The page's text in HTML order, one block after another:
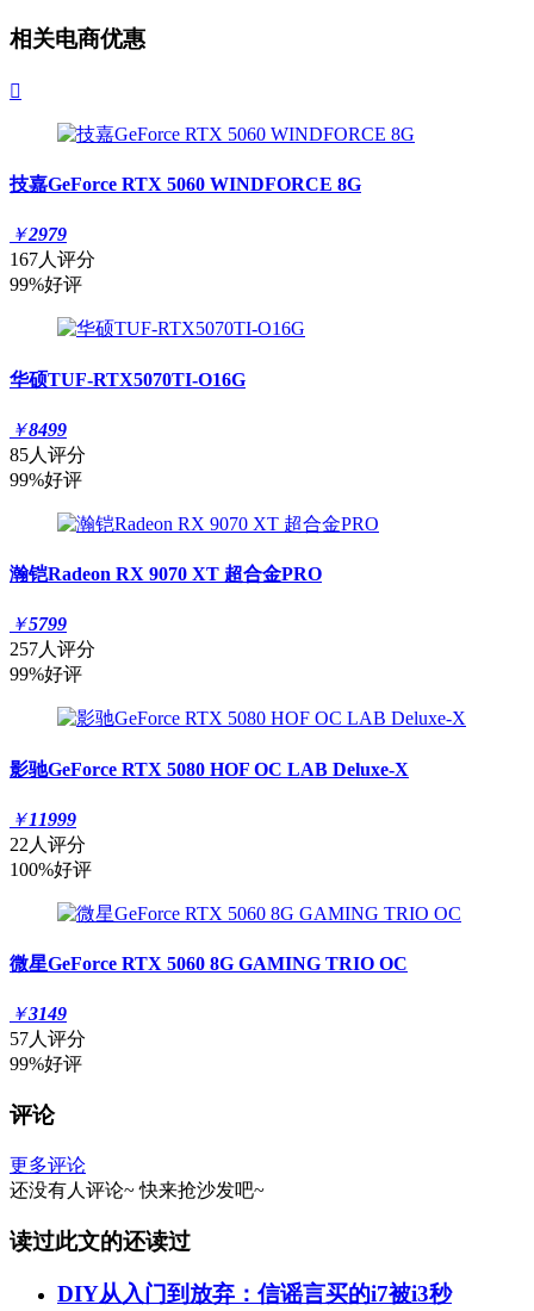
相关电商优惠

技嘉GeForce RTX 5060 WINDFORCE 8G
￥2979
167人评分
99%好评
华硕TUF-RTX5070TI-O16G
￥8499
85人评分
99%好评
瀚铠Radeon RX 9070 XT 超合金PRO
￥5799
257人评分
99%好评
影驰GeForce RTX 5080 HOF OC LAB Deluxe-X
￥11999
22人评分
100%好评
微星GeForce RTX 5060 8G GAMING TRIO OC
￥3149
57人评分
99%好评
评论
更多评论
还没有人评论~ 快来抢沙发吧~
读过此文的还读过
DIY从入门到放弃：信谣言买的i7被i3秒